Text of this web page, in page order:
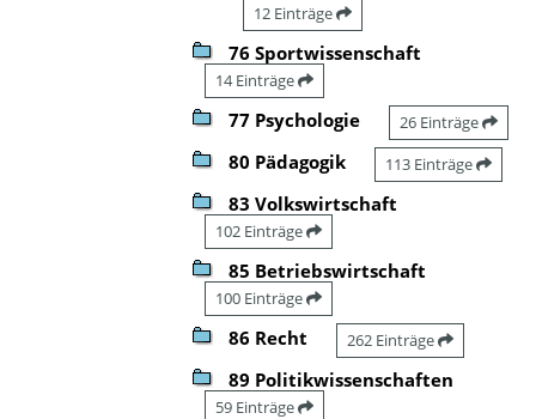
12 Einträge
76 Sportwissenschaft
14 Einträge
77 Psychologie 26 Einträge
80 Pädagogik 113 Einträge
83 Volkswirtschaft
102 Einträge
85 Betriebswirtschaft
100 Einträge
86 Recht 262 Einträge
89 Politikwissenschaften
59 Einträge